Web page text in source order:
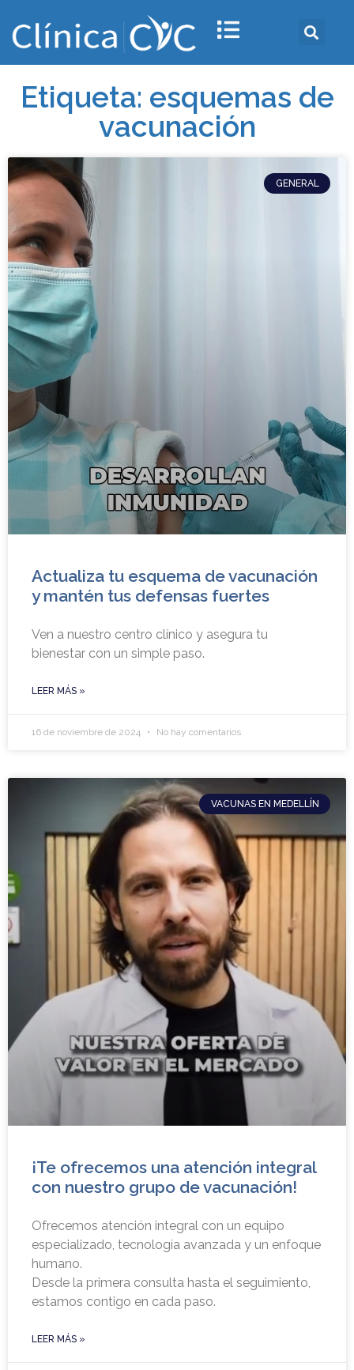
Etiqueta: esquemas de
vacunación
GENERAL
Actualiza tu esquema de vacunación
y mantén tus defensas fuertes
Ven a nuestro centro clínico y asegura tu
bienestar con un simple paso.
LEER MÁS »
16 de noviembre de 2024 No hay comentarios
VACUNAS EN MEDELLÍN
¡Te ofrecemos una atención integral
con nuestro grupo de vacunación!
Ofrecemos atención integral con un equipo
especializado, tecnología avanzada y un enfoque
humano.
Desde la primera consulta hasta el seguimiento,
estamos contigo en cada paso.
LEER MÁS »